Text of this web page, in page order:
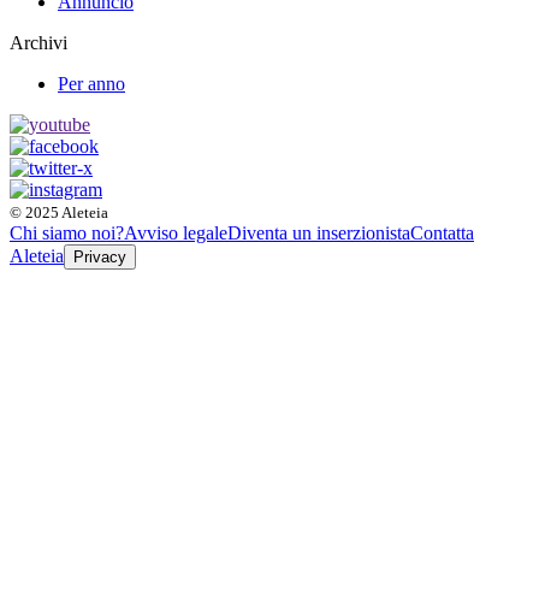
Archivi
Per anno
© 2025 Aleteia
Chi siamo noi?Avviso legaleDiventa un inserzionistaContatta
Aleteia
Privacy